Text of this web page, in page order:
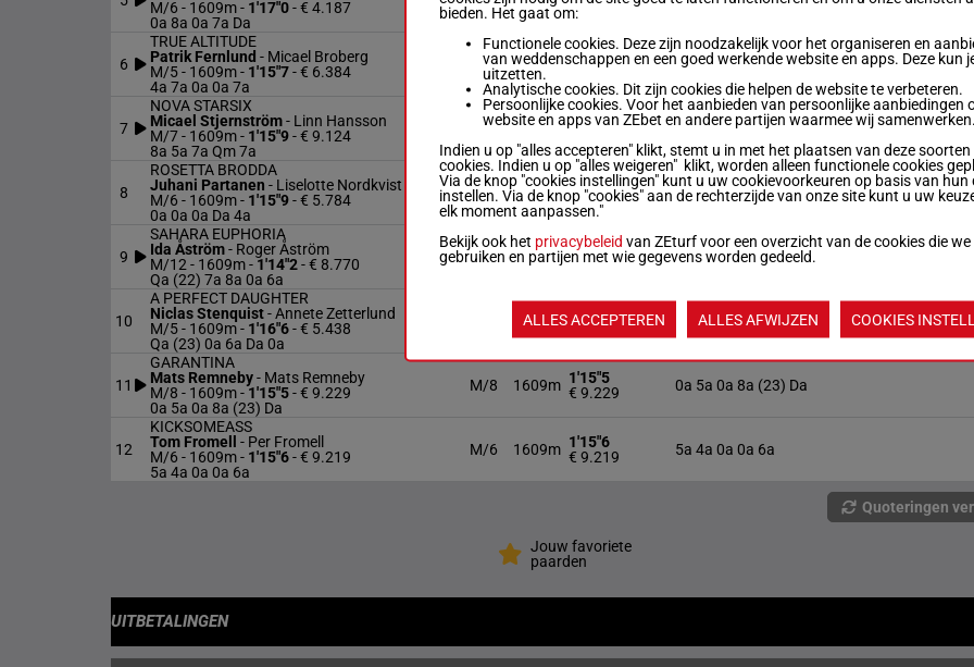
M/6 - 1609m- 1'17"0- € 4.187
0a 8a 0a 7a Da
€ 4.187
6
TRUE ALTITUDE
Patrik Fernlund - Micael Broberg
M/5 - 1609m- 1'15"7- € 6.384
4a 7a 0a 0a 7a
M/5 1609m 1'15"7
€ 6.384
4a 7a 0a 0a 7a
7
NOVA STARSIX
Micael Stjernström- Linn Hansson
M/7 - 1609m- 1'15"9- € 9.124
8a 5a 7a Qm 7a
M/7 1609m 1'15"9
8a 5a 7a Qm 7a
8
ROSETTA BRODDA
Juhani Partanen - Liselotte Nordkvist
M/6 - 1609m- 1'15"9- € 5.784
0a 0a 0a Da 4a
M/6 1609m 1'15"9
€ 5.784
0a 0a 0a Da 4a
9
SAHARA EUPHORIA
Ida Åström- Roger Åström
M/12 - 1609m- 1'14"2- € 8.770
Qa (22) 7a 8a 0a 6a
M/12 1609m 1'14"2
€ 8.770
Qa (22) 7a 8a 0a 6a
10
A PERFECT DAUGHTER
Niclas Stenquist-Annete Zetterlund
M/5 - 1609m- 1'16"6- € 5.438
Qa (23) 0a 6a Da 0a
1609m
1'16"6
€ 5.438
Qa (23) 0a 6a Da 0a
11
GARANTINA
Mats Remneby- Mats Remneby
M/8 - 1609m- 1'15"5- € 9.229
0a 5a 0a 8a (23) Da
M/8 1609m 1'15"5
€ 9.229
0a 5a 0a 8a (23) Da
12
KICKSOMEASS
Tom Fromell - Per Fromell
M/6 - 1609m- 1'15"6- € 9.219
5a 4a 0a 0a 6a
M/6 1609m 1'15"6
€ 9.219
5a 4a 0a 0a 6a
Quoteringen
Jouw favoriete
paarden
UITBETALINGEN
bieden. Het gaat om:
Functionele cookies. Deze zijn noodzakelijk voor het organiseren en
van weddenschappen en een goed werkende website en apps. Deze kun
uitzetten.
Analytische cookies. Dit zijn cookies die helpen de website te verbeteren.
Persoonlijke cookies. Voor het aanbieden van persoonlijke aanbiedingen
website en apps van ZEbet en andere partijen waarmee wij
Indien u op "alles accepteren" klikt, stemt u in met het plaatsen van deze soorten
cookies. Indien u op "alles weigeren" klikt, worden alleen functionele cookies
Via de knop "cookies instellingen" kunt u uw cookievoorkeuren op basis van hun
instellen. Via de knop "cookies" aan de rechterzijde van onze site kunt u uw
elk moment aanpassen."
Bekijk ook het privacybeleid van ZEturf voor een overzicht van de cookies die we
gebruiken en partijen met wie gegevens worden gedeeld.
ALLES ACCEPTEREN ALLES AFWIJZEN COOKIES